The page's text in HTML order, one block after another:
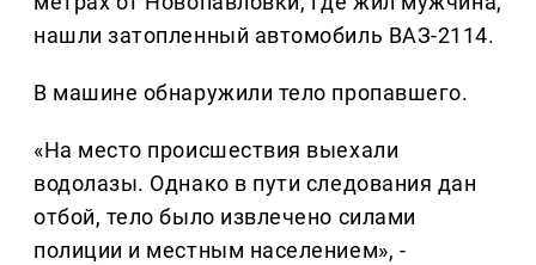
нашли затопленный автомобиль ВАЗ-2114.
В машине обнаружили тело пропавшего.
«На место происшествия выехали
водолазы. Однако в пути следования дан
отбой, тело было извлечено силами
полиции и местным населением», -